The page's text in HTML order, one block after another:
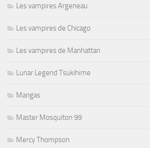
Les vampires Argeneau
Les vampires de Chicago
Les vampires de Manhattan
Lunar Legend Tsukihime
Mangas
Master Mosquiton 99
Mercy Thompson